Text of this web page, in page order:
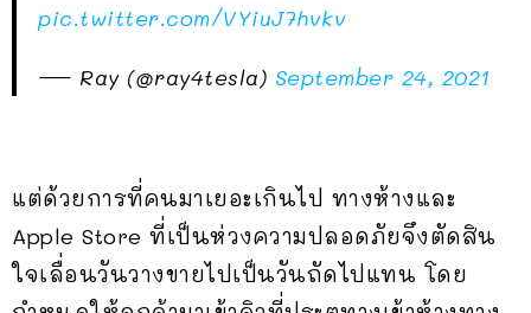
pic.twitter.com/VYiuJ7hvkv
— Ray (@ray4tesla) September 24, 2021
แต่ด้วยการที่คนมาเยอะเกินไป ทางห้างและ
Apple Store ที่เป็นห่วงความปลอดภัยจึงตัดสิน
ใจเลื่อนวันวางขายไปเป็นวันถัดไปแทน โดย